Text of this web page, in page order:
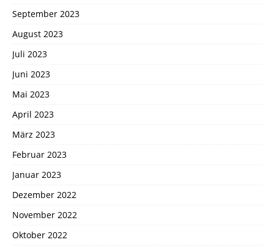
September 2023
August 2023
Juli 2023
Juni 2023
Mai 2023
April 2023
März 2023
Februar 2023
Januar 2023
Dezember 2022
November 2022
Oktober 2022